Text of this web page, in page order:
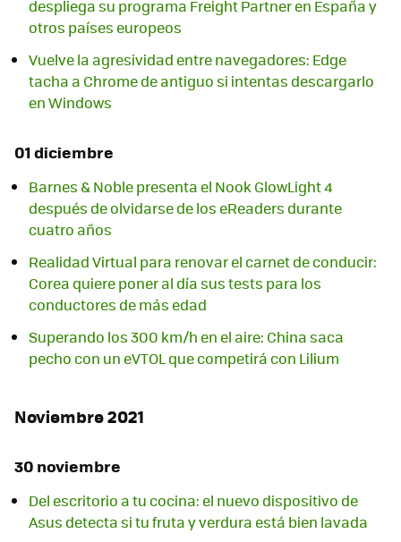
despliega su programa Freight Partner en España y
otros países europeos
Vuelve la agresividad entre navegadores: Edge
tacha a Chrome de antiguo si intentas descargarlo
en Windows
01 diciembre
Barnes & Noble presenta el Nook GlowLight 4
después de olvidarse de los eReaders durante
cuatro años
Realidad Virtual para renovar el carnet de conducir:
Corea quiere poner al día sus tests para los
conductores de más edad
Superando los 300 km/h en el aire: China saca
pecho con un eVTOL que competirá con Lilium
Noviembre 2021
30 noviembre
Del escritorio a tu cocina: el nuevo dispositivo de
Asus detecta si tu fruta y verdura está bien lavada